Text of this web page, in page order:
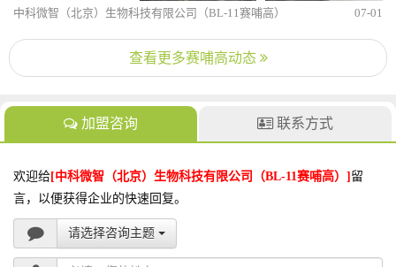
中科微智（北京）生物科技有限公司（BL-11赛哺高） 07-01
查看更多赛哺高动态
加盟咨询 联系方式
欢迎给[中科微智（北京）生物科技有限公司（BL-11赛哺高）]留
言，以便获得企业的快速回复。
请选择咨询主题